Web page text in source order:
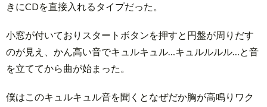
きにCDを直接入れるタイプだった。
小窓が付いておりスタートボタンを押すと円盤が周りだす
のが見え、かん高い音でキュルキュル…キュルルルル…と音
を立ててから曲が始まった。
僕はこのキュルキュル音を聞くとなぜだか胸が高鳴りワク